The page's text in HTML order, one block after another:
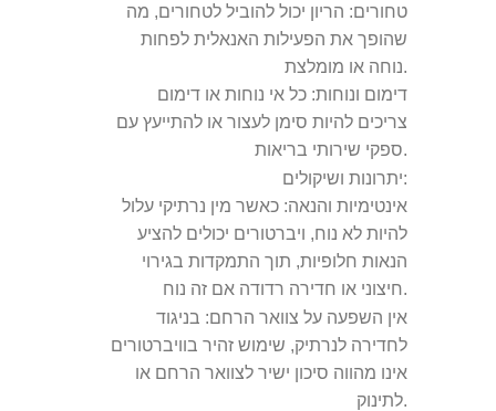
טחורים: הריון יכול להוביל לטחורים, מה
שהופך את הפעילות האנאלית לפחות
נוחה או מומלצת.
דימום ונוחות: כל אי נוחות או דימום
צריכים להיות סימן לעצור או להתייעץ עם
ספקי שירותי בריאות.
יתרונות ושיקולים:
אינטימיות והנאה: כאשר מין נרתיקי עלול
להיות לא נוח, ויברטורים יכולים להציע
הנאות חלופיות, תוך התמקדות בגירוי
חיצוני או חדירה רדודה אם זה נוח.
אין השפעה על צוואר הרחם: בניגוד
לחדירה לנרתיק, שימוש זהיר בוויברטורים
אינו מהווה סיכון ישיר לצוואר הרחם או
לתינוק.